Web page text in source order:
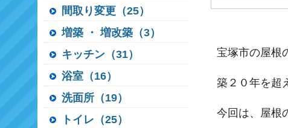
宝塚市の屋根
築２０年を超
今回は、屋根
間取り変更（25）
増築 ・ 増改築（3）
キッチン（31）
浴室（16）
洗面所（19）
トイレ（25）